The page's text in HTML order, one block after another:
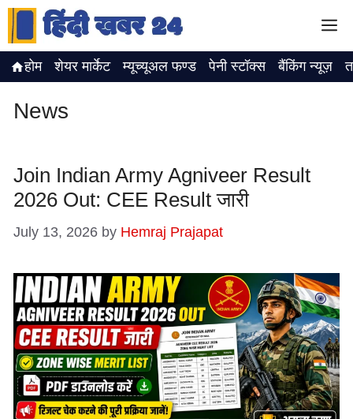
Skip
content
होम शेयर मार्केट म्यूच्यूअल फण्ड पेनी स्टॉक्स बैंकिंग न्यूज़
News
Join Indian Army Agniveer Result
2026 Out: CEE Result जारी
July 13, 2026 by Hemraj Prajapat